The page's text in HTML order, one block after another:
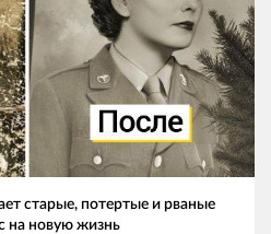
старые, потертые и рваные
на новую жизнь